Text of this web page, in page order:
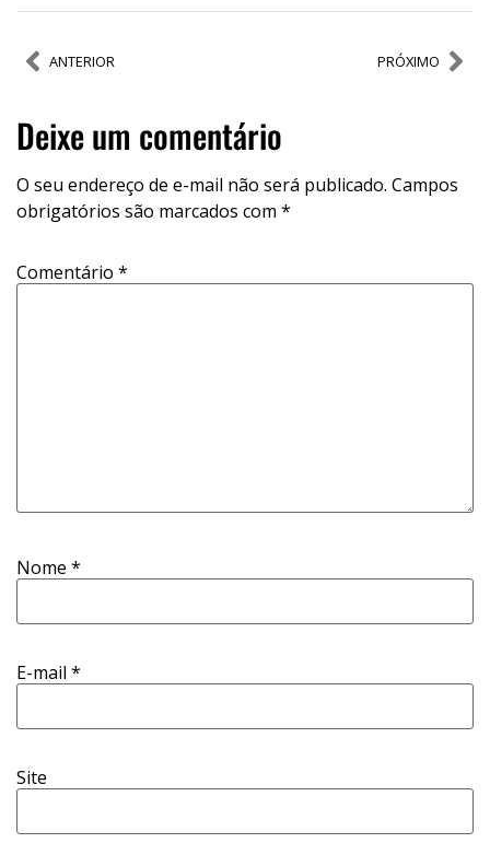
ANTERIOR PRÓXIMO
Deixe um comentário
O seu endereço de e-mail não será publicado. Campos
obrigatórios são marcados com *
Comentário *
Nome *
E-mail *
Site